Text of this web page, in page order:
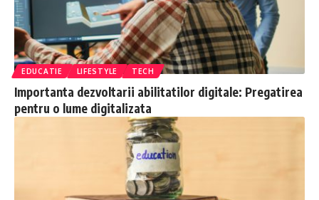
EDUCATIE LIFESTYLE TECH
Importanta dezvoltarii abilitatilor digitale: Pregatirea
pentru o lume digitalizata